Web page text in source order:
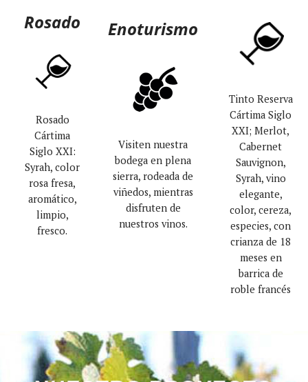
Rosado
Rosado
Cártima
Siglo XXI:
Syrah, color
rosa fresa,
aromático,
limpio,
fresco.
Enoturismo
Visiten nuestra
bodega en plena
sierra, rodeada de
viñedos, mientras
disfruten de
nuestros vinos.
Tinto Reserva
Cártima Siglo
XXI; Merlot,
Cabernet
Sauvignon,
Syrah, vino
elegante,
color, cereza,
especies, con
crianza de 18
meses en
barrica de
roble francés